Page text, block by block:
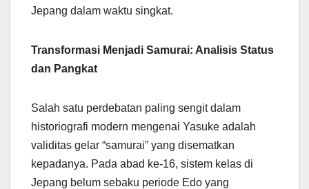
Jepang dalam waktu singkat.
Transformasi Menjadi Samurai: Analisis Status
dan Pangkat
Salah satu perdebatan paling sengit dalam
historiografi modern mengenai Yasuke adalah
validitas gelar “samurai” yang disematkan
kepadanya. Pada abad ke-16, sistem kelas di
Jepang belum sebaku periode Edo yang